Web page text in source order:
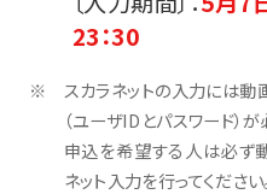
23：30
スカラネットの入力には
（ユーザIDとパスワード）が
申込を希望する人は必ず
ネット入力を行ってください